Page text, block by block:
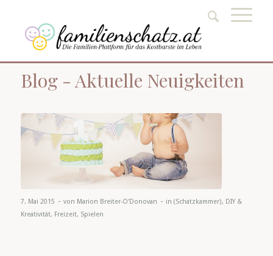
Blog - Aktuelle Neuigkeiten
7. Mai 2015 - von Marion Breiter-O'Donovan - in (Schatzkammer), DIY &
Kreativität, Freizeit, Spielen